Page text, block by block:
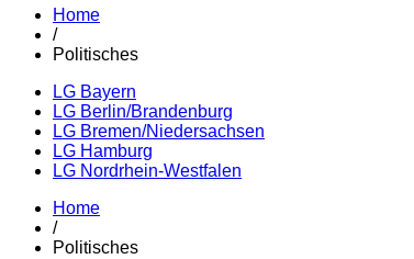
Home
/
Politisches
LG Bayern
LG Berlin/Brandenburg
LG Bremen/Niedersachsen
LG Hamburg
LG Nordrhein-Westfalen
Home
/
Politisches